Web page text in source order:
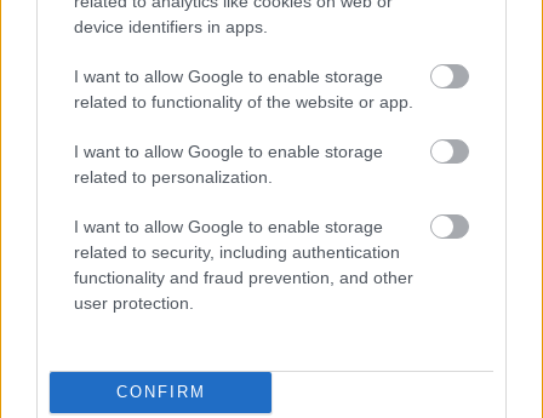
device identifiers in apps.
I want to allow Google to enable storage
related to functionality of the website or app.
I want to allow Google to enable storage
related to personalization.
I want to allow Google to enable storage
related to security, including authentication
functionality and fraud prevention, and other
user protection.
CONFIRM
az elvárásaidat, és koncentrálj a saját belső békéd
elfogadni, hogy a dolgok nem mindig alakulnak a terveid
szerint. Ne feledd, hogy néha a rugalmasság és az
elfogadás hozza a legnagyobb belső nyugalmat.
Ez a hét kiváló lehetőség a fejlődésre és arra, hogy elfogadd
a dolgokat, amiket nem tudsz irányítani. Hét év szerencse
gördítesz lejjebb!